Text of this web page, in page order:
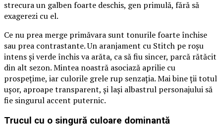
strecura un galben foarte deschis, gen primulă, fără să
exagerezi cu el.
Ce nu prea merge primăvara sunt tonurile foarte închise
sau prea contrastante. Un aranjament cu Stitch pe roșu
intens și verde închis va arăta, ca să fiu sincer, parcă rătăcit
din alt sezon. Mintea noastră asociază aprilie cu
prospețime, iar culorile grele rup senzația. Mai bine ții totul
ușor, aproape transparent, și lași albastrul personajului să
fie singurul accent puternic.
Trucul cu o singură culoare dominantă